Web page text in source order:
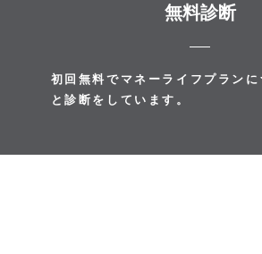
無料診断
初回無料でマネーライフプラン
と診断をしています。